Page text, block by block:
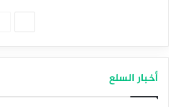
أخبار السلع